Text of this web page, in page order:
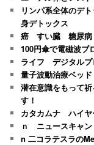
リンパ系全体のデ
身デトックス
癌 すい臓 糖尿
100円傘で電磁波
ライフ デジタル
量子波動治療ベッ
潜在意識をもって
す！
カタカムナ ハイヤ
ｎ ニュースキャン
n 二コラテスラの